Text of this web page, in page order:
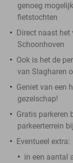
genoeg
fietstochten
Direct naast
Schoonhoven
Ook is het de
van Slagharen
Geniet van een
gezelschap!
Gratis parkeren
parkeerterrein
Eventueel extra:
in een aantal